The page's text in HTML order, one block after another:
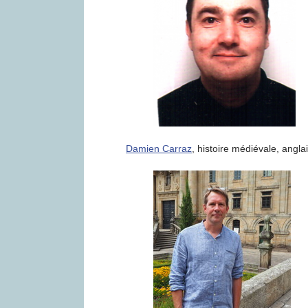
Damien Carraz, histoire médiévale,